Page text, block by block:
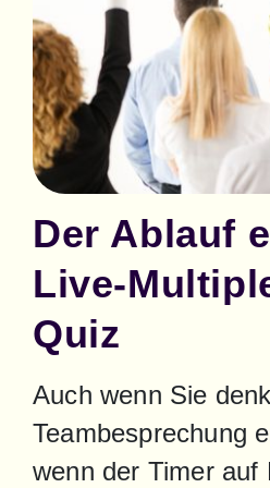
Der Ablauf
Live-
Quiz
Auch wenn Sie
Teambesprechung
wenn der Timer auf